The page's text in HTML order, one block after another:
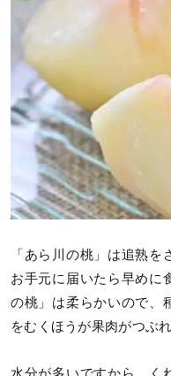
「あら川の桃」は追熟
お手元に届いたら早めに
の桃」は柔らかいので、
をむくほうが果肉がつぶ